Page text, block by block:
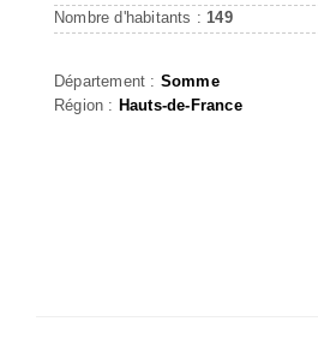
Nombre d'habitants : 149
Département : Somme
Région : Hauts-de-France